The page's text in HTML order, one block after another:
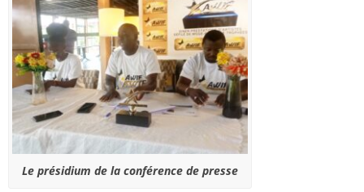
Le présidium de la conférence de presse